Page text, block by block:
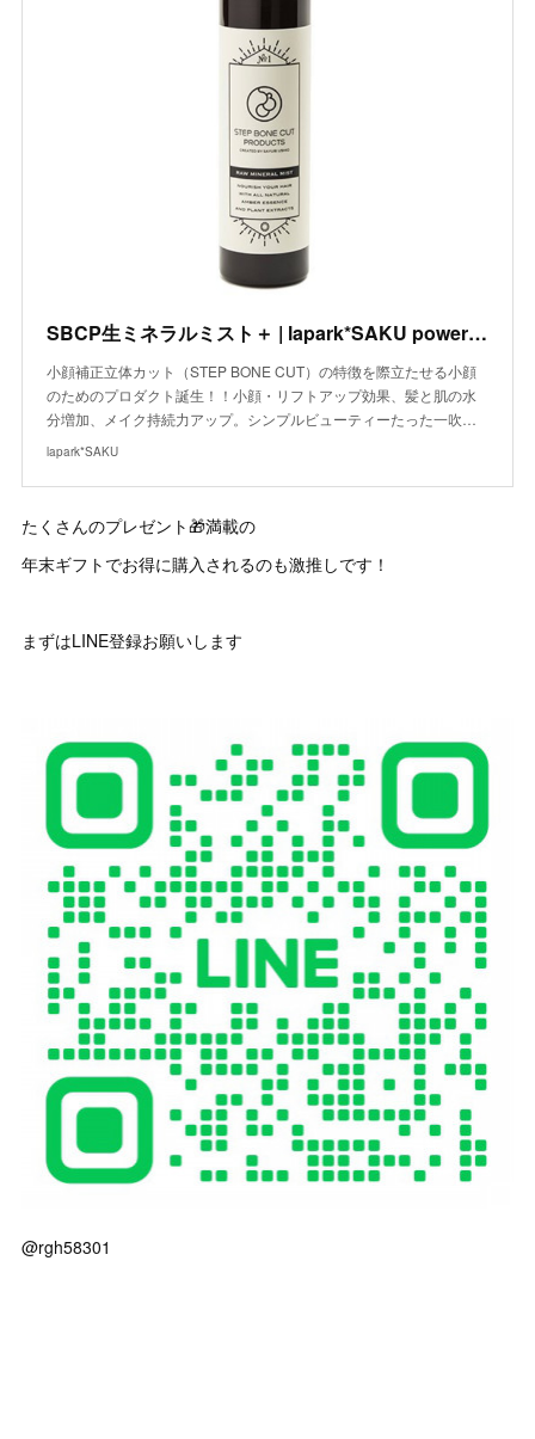
SBCP生ミネラルミスト＋ | lapark*SAKU powered by BASE
小顔補正立体カット（STEP BONE CUT）の特徴を際立たせる小顔
のためのプロダクト誕生！！小顔・リフトアップ効果、髪と肌の水
分増加、メイク持続力アップ。シンプルビューティーたった一吹…
lapark*SAKU
たくさんのプレゼント🎁満載の
年末ギフトでお得に購入されるのも激推しです！
まずはLINE登録お願いします
@rgh58301